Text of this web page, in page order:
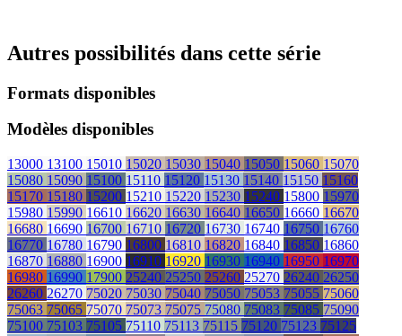
Autres possibilités dans cette série
Formats disponibles
Modèles disponibles
13000 13100 15010 15020 15030 15040 15050 15060 15070
15080 15090 15100 15110 15120 15130 15140 15150 15160
15170 15180 15200 15210 15220 15230 15240 15800 15970
15980 15990 16610 16620 16630 16640 16650 16660 16670
16680 16690 16700 16710 16720 16730 16740 16750 16760
16770 16780 16790 16800 16810 16820 16840 16850 16860
16870 16880 16900 16910 16920 16930 16940 16950 16970
16980 16990 17900 25240 25250 25260 25270 26240 26250
26260 26270 75020 75030 75040 75050 75053 75055 75060
75063 75065 75070 75073 75075 75080 75083 75085 75090
75100 75103 75105 75110 75113 75115 75120 75123 75125